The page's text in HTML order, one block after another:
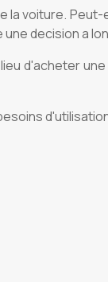
la voiture.
decision a
d'acheter